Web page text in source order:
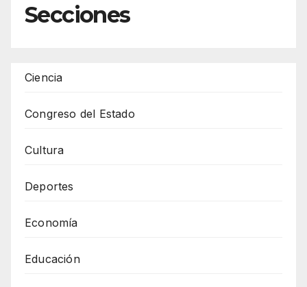
Secciones
Ciencia
Congreso del Estado
Cultura
Deportes
Economía
Educación